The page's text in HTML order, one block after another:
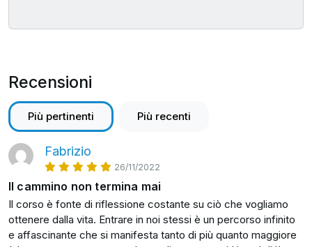
L’obiettivo di questo corso avanzato sulla meditazione è
che mi hanno tramandato dopo più 30 anni di studio
insieme a loro nel monastero in Cina, per eliminare gli
stati negativi nati dal giudizio, dall’approvazione e dal
compiacimento degli altri...
...e di far emergere i tuoi veri desideri personali e la tua
autorealizzazione.
Attraverso gli esercizi di meditazione che ti mostrerò
Internazionale Jitakyoei e Certificazione di Qualità
ed Etica UNI-EN-ISO 9001.
35°Generazione Shàolín, discepolo diretto di 釋延達
Shì-Yán-Dá (少林寺监院 Supervisore del Tempio
Shàolín, 少林寺武僧僧团长 Responsabile del Team
di Esibizione Marziale dei Monaci Shàolín, 观音寺住
持 Abate del Tempio Guānyīn), Come Maestro,
Shīfu Shì-Héng-Chán ha ricevuto dal suo
Maestro del Tempio Shàolín, il Venerabile Shì-Yán-
Dá e dal monaco tutore in Italia Shì-Yán-Huī, la
Recensioni
Più pertinenti Più recenti
Fabrizio
26/11/2022
Il cammino non termina mai
Il corso è fonte di riflessione costante su ciò che vogliamo
ottenere dalla vita. Entrare in noi stessi è un percorso infinito
e affascinante che si manifesta tanto di più quanto maggiore